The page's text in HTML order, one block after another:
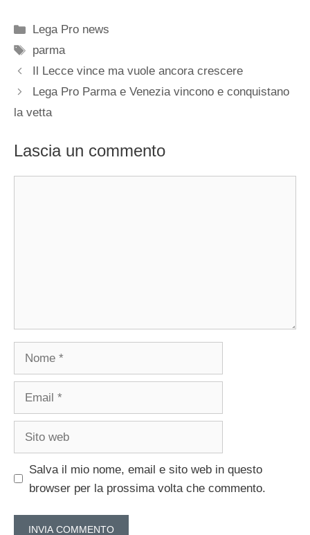
Categorie
Lega Pro news
Tag
parma
Il Lecce vince ma vuole ancora crescere
Lega Pro Parma e Venezia vincono e conquistano
la vetta
Lascia un commento
Nome
Email
Sito
Salva il mio nome, email e sito web in questo
browser per la prossima volta che commento.